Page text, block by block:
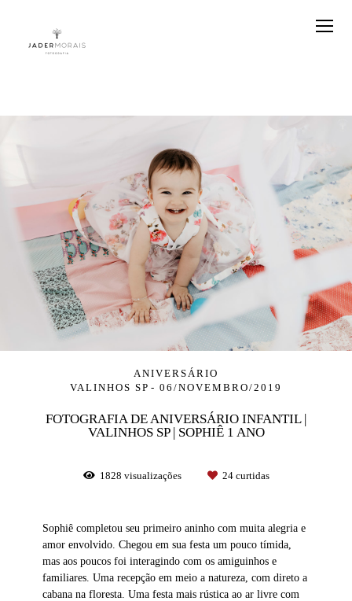
ANIVERSÁRIO
VALINHOS SP
06/NOVEMBRO/2019
FOTOGRAFIA DE ANIVERSÁRIO INFANTIL |
VALINHOS SP | SOPHIÊ 1 ANO
1828 visualizações 24curtidas
Sophiê completou seu primeiro aninho com muita alegria e
amor envolvido. Chegou em sua festa um pouco tímida,
mas aos poucos foi interagindo com os amiguinhos e
familiares. Uma recepção em meio a natureza, com direto a
cabana na floresta. Uma festa mais rústica ao ar livre com